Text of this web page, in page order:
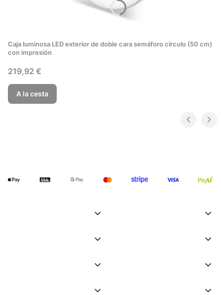
Caja luminosa LED exterior de doble cara semáforo círculo (50 cm)
con impresión
Precio
219,92 €
A la cesta